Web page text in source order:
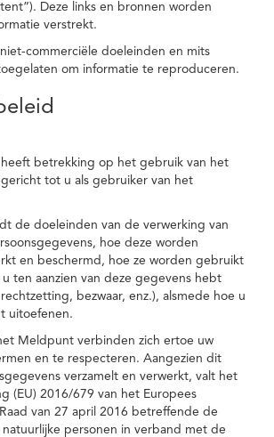
Deze links en bronnen worden
verstrekt.
commerciële doeleinden en mits
om informatie te reproduceren.
betrekking op het gebruik van het
tot u als gebruiker van het
de doeleinden van de verwerking van
hoe deze worden
en beschermd, hoe ze worden gebruikt
ten aanzien van deze gegevens hebt
bezwaar, enz.), alsmede hoe u
uitoefenen.
Meldpunt verbinden zich ertoe uw
en te respecteren. Aangezien dit
verzamelt en verwerkt, valt het
(EU) 2016/679 van het Europees
van 27 april 2016 betreffende de
natuurlijke personen in verband met de